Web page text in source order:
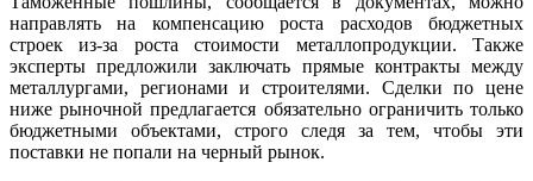
направлять на компенсацию роста расходов бюджетных
строек из-за роста стоимости металлопродукции. Также
эксперты предложили заключать прямые контракты между
металлургами, регионами и строителями. Сделки по цене
ниже рыночной предлагается обязательно ограничить только
бюджетными объектами, строго следя за тем, чтобы эти
поставки не попали на черный рынок.